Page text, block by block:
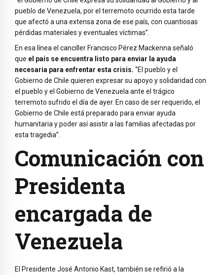
pueblo de Venezuela, por el terremoto ocurrido esta tarde
que afectó a una extensa zona de ese país, con cuantiosas
pérdidas materiales y eventuales víctimas”.
En esa línea el canciller Francisco Pérez Mackenna señaló
que el país se encuentra listo para enviar la ayuda
necesaria para enfrentar esta crisis. “El pueblo y el
Gobierno de Chile quieren expresar su apoyo y solidaridad con
el pueblo y el Gobierno de Venezuela ante el trágico
terremoto sufrido el día de ayer. En caso de ser requerido, el
Gobierno de Chile está preparado para enviar ayuda
humanitaria y poder así asistir a las familias afectadas por
esta tragedia”.
Comunicación con
Presidenta
encargada de
Venezuela
El Presidente José Antonio Kast, también se refirió a la